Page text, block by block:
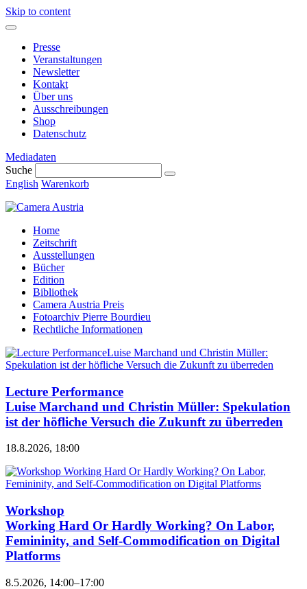
Skip to content
Presse
Veranstaltungen
Newsletter
Kontakt
Über uns
Ausschreibungen
Shop
Datenschutz
Mediadaten
Suche
English Warenkorb
Home
Zeitschrift
Ausstellungen
Bücher
Edition
Bibliothek
Camera Austria Preis
Fotoarchiv Pierre Bourdieu
Rechtliche Informationen
Lecture Performance
Luise Marchand und Christin Müller: Spekulation
ist der höfliche Versuch die Zukunft zu überreden
18.8.2026, 18:00
Workshop
Working Hard Or Hardly Working? On Labor,
Femininity, and Self-Commodification on Digital
Platforms
8.5.2026, 14:00–17:00